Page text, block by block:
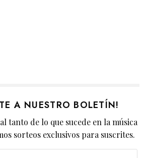
A NUESTRO BOLETÍN!
tanto de lo que sucede en la música
sorteos exclusivos para suscrites.